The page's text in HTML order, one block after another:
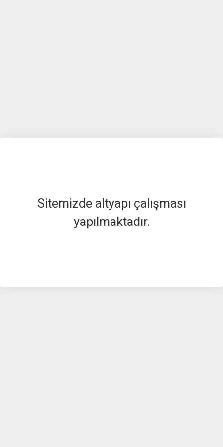
Sitemizde altyapı çalışması
yapılmaktadır.